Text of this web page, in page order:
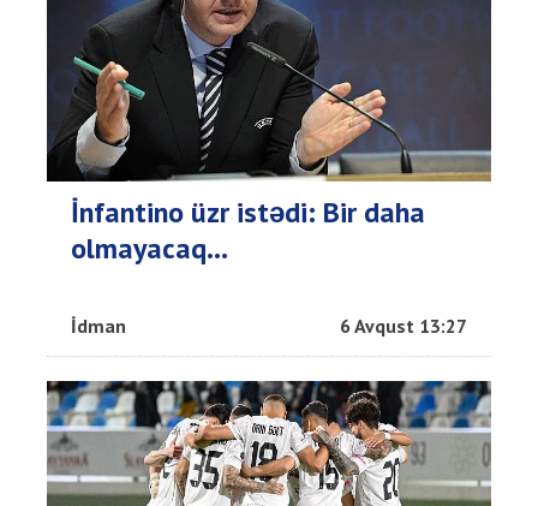
İnfantino üzr istədi: Bir daha
olmayacaq…
İdman 6 Avqust 13:27